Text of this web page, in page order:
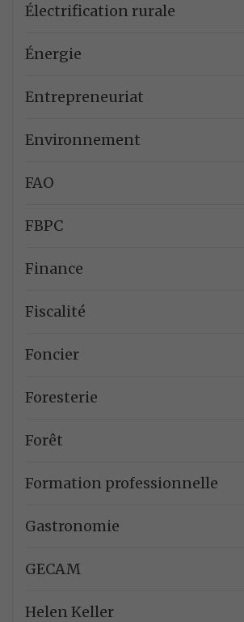
Électrification rurale
Énergie
Entrepreneuriat
Environnement
FAO
FBPC
Finance
Fiscalité
Foncier
Foresterie
Forêt
Formation professionnelle
Gastronomie
GECAM
Helen Keller